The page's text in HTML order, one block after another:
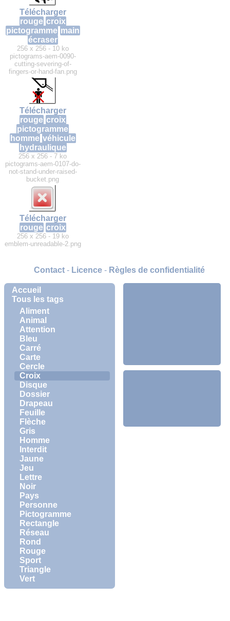
Accueil
Tous les tags
Aliment
Animal
Attention
Bleu
Carré
Carte
Cercle
Croix
Disque
Dossier
Drapeau
Feuille
Flèche
Gris
Homme
Interdit
Jaune
Jeu
Lettre
Noir
Pays
Personne
Pictogramme
Rectangle
Réseau
Rond
Rouge
Sport
Triangle
Vert
Télécharger
rouge croix
pictogramme main
écraser
256 x 256 - 10 ko
pictograms-aem-0090-
cutting-severing-of-
fingers-or-hand-fan.png
Télécharger
rouge croix
pictogramme
homme véhicule
hydraulique
256 x 256 - 7 ko
pictograms-aem-0107-do-
not-stand-under-raised-
bucket.png
Télécharger
rouge croix
256 x 256 - 19 ko
emblem-unreadable-2.png
Contact- Licence- Règles de confidentialité